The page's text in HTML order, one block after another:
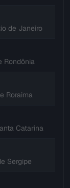
de Janeiro
Rondônia
Roraima
Catarina
Sergipe